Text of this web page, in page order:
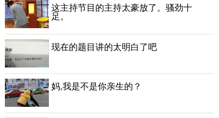
这主持节目的主持太豪放了。骚劲十
足。
现在的题目讲的太明白了吧
妈,我是不是你亲生的？